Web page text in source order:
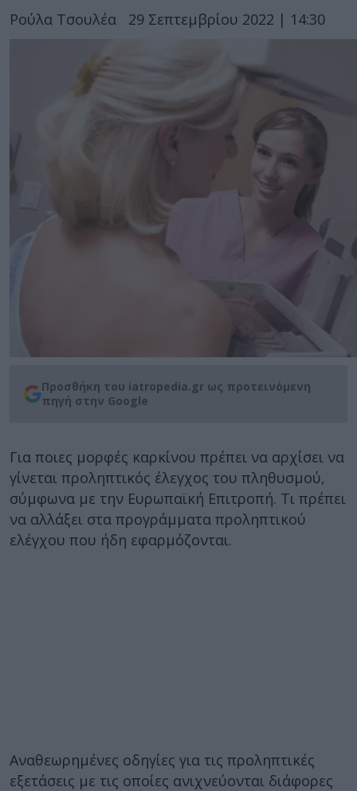
Ρούλα Τσουλέα 29 Σεπτεμβρίου 2022 | 14:30
Προσθήκη του iatropedia.gr ως προτεινόμενη
πηγή στην Google
Για ποιες μορφές καρκίνου πρέπει να αρχίσει να
γίνεται προληπτικός έλεγχος του πληθυσμού,
σύμφωνα με την Ευρωπαϊκή Επιτροπή. Τι πρέπει
να αλλάξει στα προγράμματα προληπτικού
ελέγχου που ήδη εφαρμόζονται.
Αναθεωρημένες οδηγίες για τις προληπτικές
εξετάσεις με τις οποίες ανιχνεύονται διάφορες